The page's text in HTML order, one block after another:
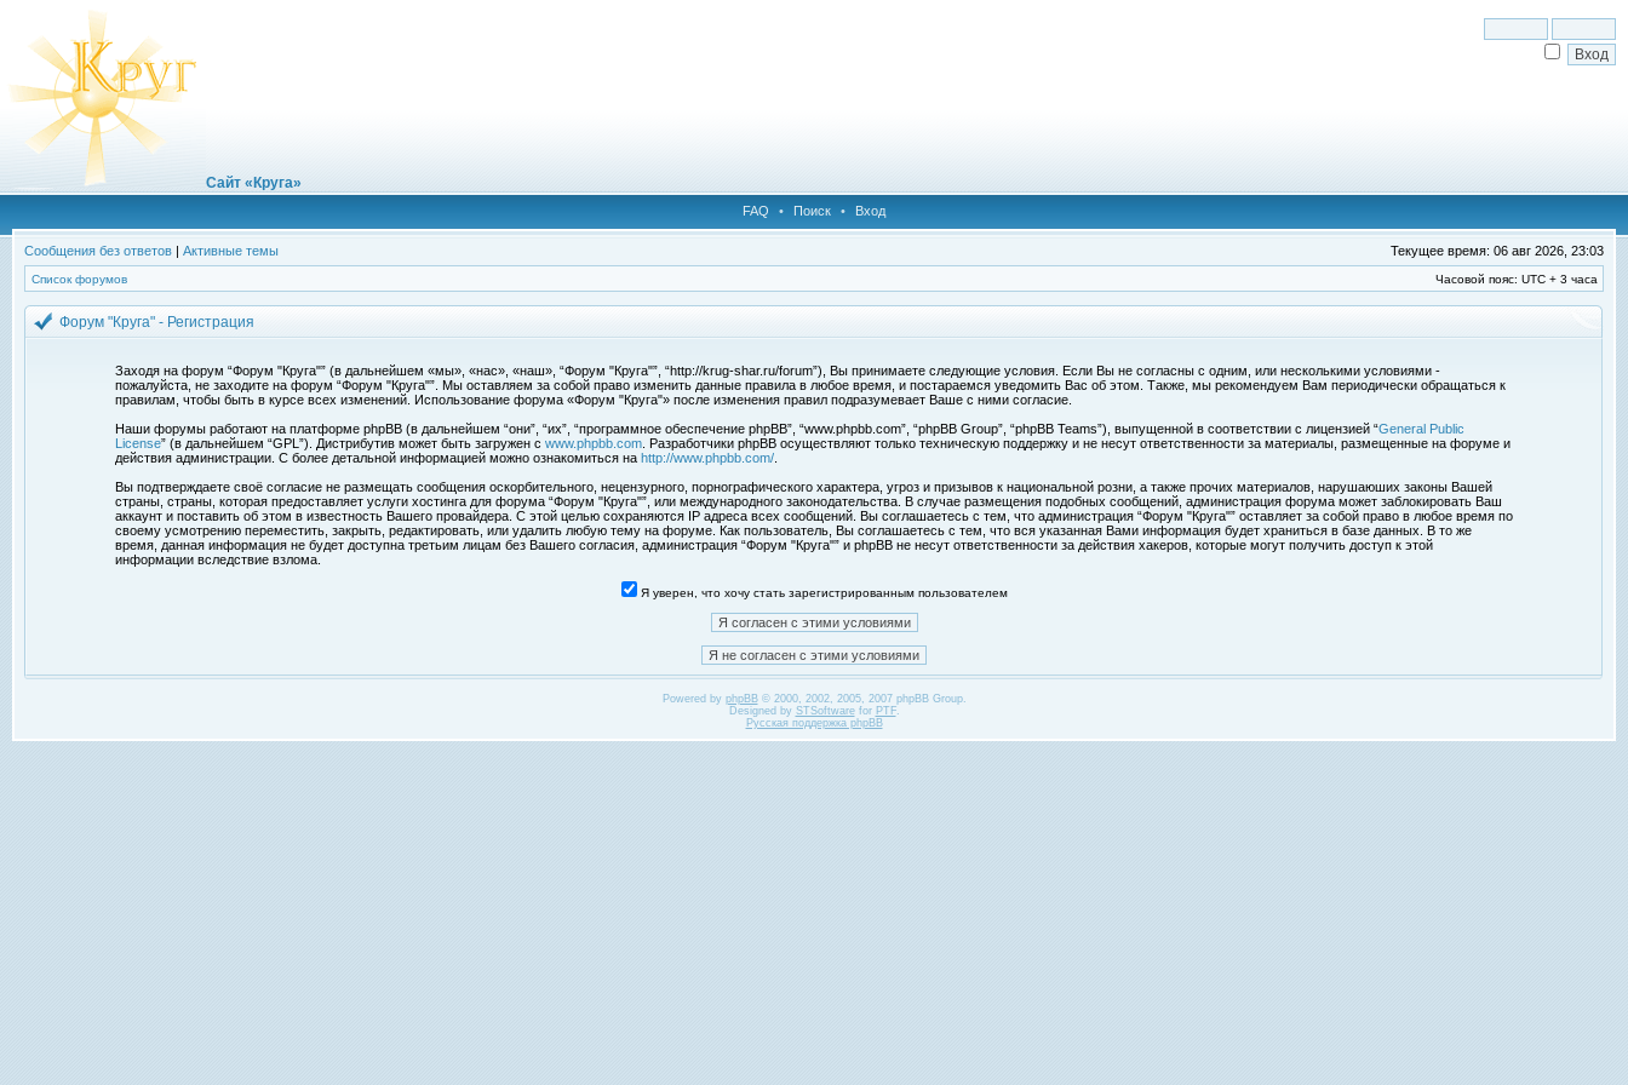
Сайт «Круга»
FAQ • Поиск • Вход
Сообщения без ответов | Активные темы Текущее время: 06 авг 2026, 23:03
Список форумов Часовой пояс: UTC + 3 часа
Форум "Круга" - Регистрация
Заходя на форум “Форум "Круга"” (в дальнейшем «мы», «нас», «наш», “Форум "Круга"”, “http://krug-shar.ru/forum”), Вы принимаете следующие условия. Если Вы не согласны с одним, или несколькими условиями -
пожалуйста, не заходите на форум “Форум "Круга"”. Мы оставляем за собой право изменить данные правила в любое время, и постараемся уведомить Вас об этом. Также, мы рекомендуем Вам периодически обращаться к
правилам, чтобы быть в курсе всех изменений. Использование форума «Форум "Круга"» после изменения правил подразумевает Ваше с ними согласие.
Наши форумы работают на платформе phpBB (в дальнейшем “они”, “их”, “программное обеспечение phpBB”, “www.phpbb.com”, “phpBB Group”, “phpBB Teams”), выпущенной в соответствии с лицензией “General Public
License” (в дальнейшем “GPL”). Дистрибутив может быть загружен с www.phpbb.com . Разработчики phpBB осуществляют только техническую поддержку и не несут ответственности за материалы, размещенные на форуме и
действия администрации. С более детальной информацией можно ознакомиться на http://www.phpbb.com/
Вы подтверждаете своё согласие не размещать сообщения оскорбительного, нецензурного, порнографического характера, угроз и призывов к национальной розни, а также прочих материалов, нарушаюших законы Вашей
страны, страны, которая предоставляет услуги хостинга для форума “Форум "Круга"”, или международного законодательства. В случае размещения подобных сообщений, администрация форума может заблокировать Ваш
аккаунт и поставить об этом в известность Вашего провайдера. С этой целью сохраняются IP адреса всех сообщений. Вы соглашаетесь с тем, что администрация “Форум "Круга"” оставляет за собой право в любое время по
своему усмотрению переместить, закрыть, редактировать, или удалить любую тему на форуме. Как пользователь, Вы соглашаетесь с тем, что вся указанная Вами информация будет храниться в базе данных. В то же
время, данная информация не будет доступна третьим лицам без Вашего согласия, администрация “Форум "Круга"” и phpBB не несут ответственности за действия хакеров, которые могут получить доступ к этой
информации вследствие взлома.
Я уверен, что хочу стать зарегистрированным пользователем
Powered by phpBB© 2000, 2002, 2005, 2007 phpBB Group.
Designed by STSoftwarefor PTF.
Русская поддержка phpBB